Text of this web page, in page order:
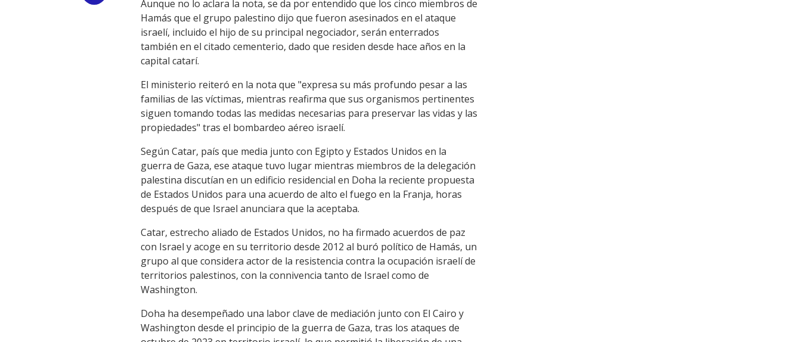
Aunque no lo aclara la nota, se da por entendido que los cinco miembros de
Hamás que el grupo palestino dijo que fueron asesinados en el ataque
israelí, incluido el hijo de su principal negociador, serán enterrados
también en el citado cementerio, dado que residen desde hace años en la
capital catarí.
El ministerio reiteró en la nota que "expresa su más profundo pesar a las
familias de las víctimas, mientras reafirma que sus organismos pertinentes
siguen tomando todas las medidas necesarias para preservar las vidas y las
propiedades" tras el bombardeo aéreo israelí.
Según Catar, país que media junto con Egipto y Estados Unidos en la
guerra de Gaza, ese ataque tuvo lugar mientras miembros de la delegación
palestina discutían en un edificio residencial en Doha la reciente propuesta
de Estados Unidos para una acuerdo de alto el fuego en la Franja, horas
después de que Israel anunciara que la aceptaba.
Catar, estrecho aliado de Estados Unidos, no ha firmado acuerdos de paz
con Israel y acoge en su territorio desde 2012 al buró político de Hamás, un
grupo al que considera actor de la resistencia contra la ocupación israelí de
territorios palestinos, con la connivencia tanto de Israel como de
Washington.
Doha ha desempeñado una labor clave de mediación junto con El Cairo y
Washington desde el principio de la guerra de Gaza, tras los ataques de